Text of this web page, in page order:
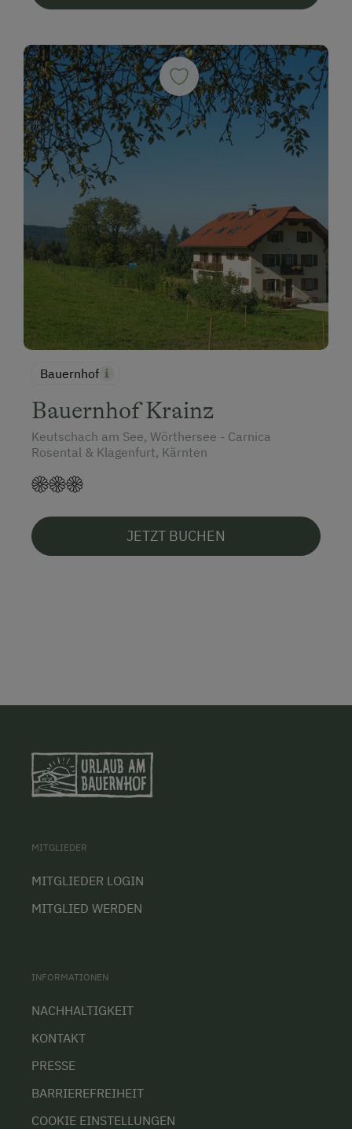
Bauernhof
Bauernhof Krainz
Keutschach am See, Wörthersee - Carnica
Rosental & Klagenfurt, Kärnten
JETZT BUCHEN
MITGLIEDER
MITGLIEDER LOGIN
MITGLIED WERDEN
INFORMATIONEN
NACHHALTIGKEIT
KONTAKT
PRESSE
BARRIEREFREIHEIT
COOKIE EINSTELLUNGEN